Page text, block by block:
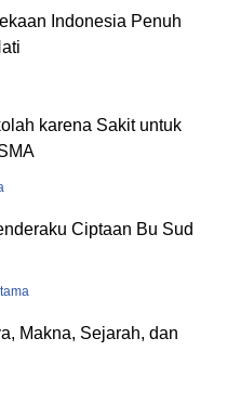
Indonesia Penuh
karena Sakit untuk
Ciptaan Bu Sud
Makna, Sejarah, dan